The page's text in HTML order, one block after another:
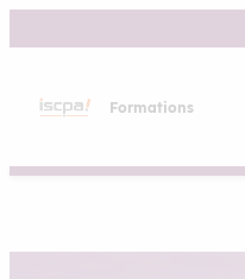
au
Formations